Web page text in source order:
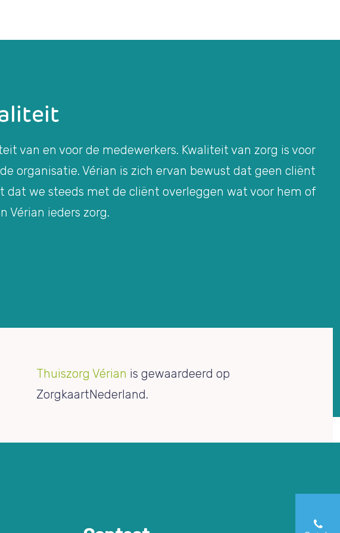
van en voor de medewerkers. Kwaliteit van zorg is voor
organisatie. Vérian is zich ervan bewust dat geen cliënt
dat we steeds met de cliënt overleggen wat voor hem of
Vérian ieders zorg.
Thuiszorg Vérian is gewaardeerd op
ZorgkaartNederland.